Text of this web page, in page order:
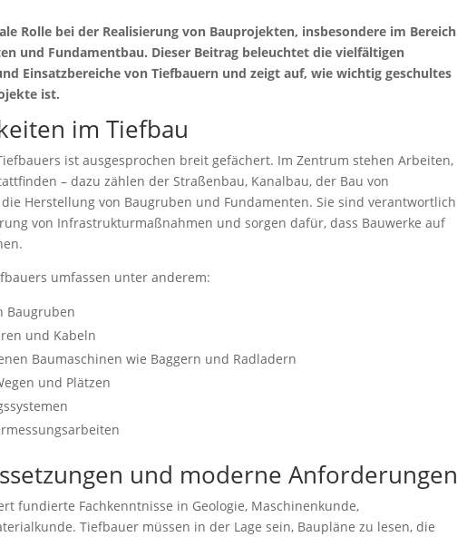
Rolle bei der Realisierung von Bauprojekten, insbesondere im Bereich
und Fundamentbau. Dieser Beitrag beleuchtet die vielfältigen
Einsatzbereiche von Tiefbauern und zeigt auf, wie wichtig geschultes
ist.
im Tiefbau
ist ausgesprochen breit gefächert. Im Zentrum stehen Arbeiten,
– dazu zählen der Straßenbau, Kanalbau, der Bau von
Herstellung von Baugruben und Fundamenten. Sie sind verantwortlich
von Infrastrukturmaßnahmen und sorgen dafür, dass Bauwerke auf
umfassen unter anderem:
Baugruben
und Kabeln
Baumaschinen wie Baggern und Radladern
und Plätzen
und moderne Anforderungen
fundierte Fachkenntnisse in Geologie, Maschinenkunde,
Tiefbauer müssen in der Lage sein, Baupläne zu lesen, die